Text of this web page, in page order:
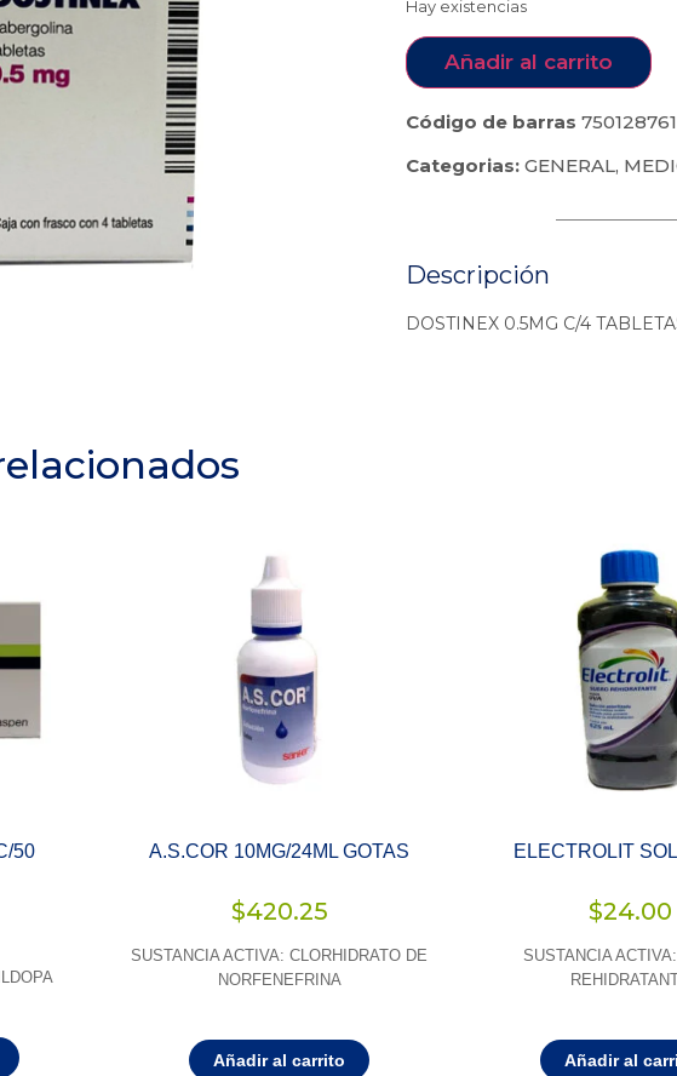
Hay existencias
Añadir al carrito
Código de barras
Categorias: GENERAL,
Descripción
DOSTINEX 0.5MG C/4
50
A.S.COR 10MG/24ML GOTAS
$420.25
SUSTANCIA ACTIVA: CLORHIDRATO DE
NORFENEFRINA
Añadir al carrito
ELECTROLIT
$24.00
SUSTANCIA
Añadir al